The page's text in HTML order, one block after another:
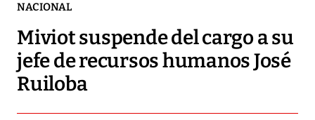
NACIONAL
Miviot suspende del cargo a su
jefe de recursos humanos José
Ruiloba